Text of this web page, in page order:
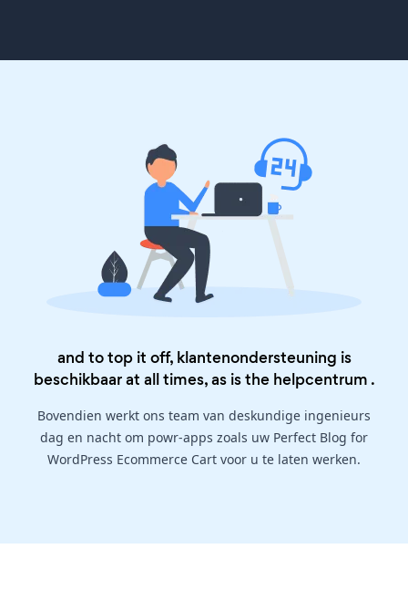
and to top it off, klantenondersteuning is
beschikbaar at all times, as is the helpcentrum .
Bovendien werkt ons team van deskundige ingenieurs
dag en nacht om powr-apps zoals uw Perfect Blog for
WordPress Ecommerce Cart voor u te laten werken.